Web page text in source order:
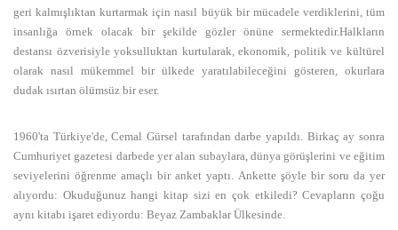
geri kalmışlıktan kurtarmak için nasıl büyük bir mücadele verdiklerini, tüm
insanlığa örnek olacak bir şekilde gözler önüne sermektedir.Halkların
destansı özverisiyle yoksulluktan kurtularak, ekonomik, politik ve kültürel
olarak nasıl mükemmel bir ülkede yaratılabileceğini gösteren, okurlara
dudak ısırtan ölümsüz bir eser.
1960'ta Türkiye'de, Cemal Gürsel tarafından darbe yapıldı. Birkaç ay sonra
Cumhuriyet gazetesi darbede yer alan subaylara, dünya görüşlerini ve eğitim
seviyelerini öğrenme amaçlı bir anket yaptı. Ankette şöyle bir soru da yer
alıyordu: Okuduğunuz hangi kitap sizi en çok etkiledi? Cevapların çoğu
aynı kitabı işaret ediyordu: Beyaz Zambaklar Ülkesinde.